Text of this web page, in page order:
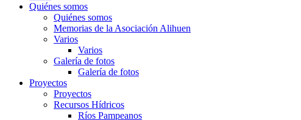
Quiénes somos
Quiénes somos
Memorias de la Asociación Alihuen
Varios
Varios
Galería de fotos
Galería de fotos
Proyectos
Proyectos
Recursos Hídricos
Ríos Pampeanos